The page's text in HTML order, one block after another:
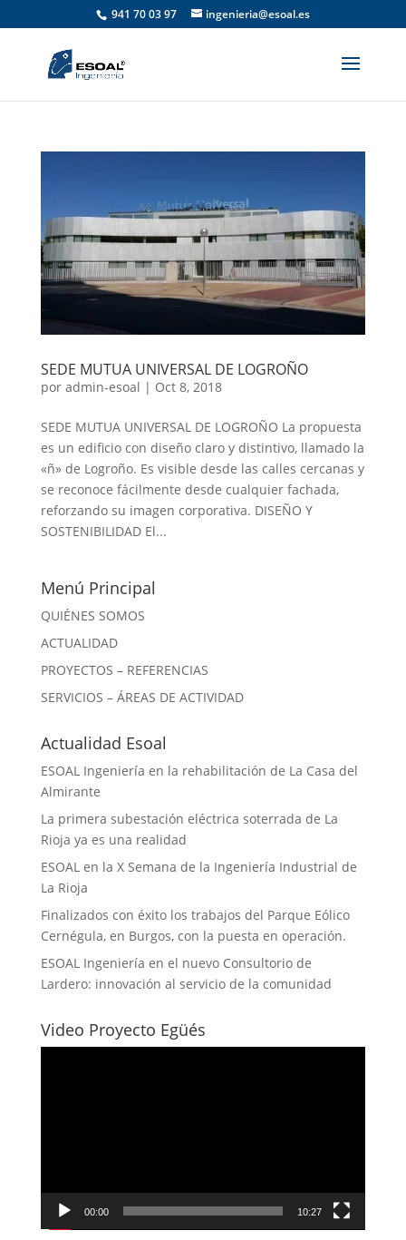
941 70 03 97 ingenieria@esoal.es
SEDE MUTUA UNIVERSAL DE LOGROÑO
por admin-esoal | Oct 8, 2018
SEDE MUTUA UNIVERSAL DE LOGROÑO La propuesta
es un edificio con diseño claro y distintivo, llamado la
«ñ» de Logroño. Es visible desde las calles cercanas y
se reconoce fácilmente desde cualquier fachada,
reforzando su imagen corporativa. DISEÑO Y
SOSTENIBILIDAD El...
Menú Principal
QUIÉNES SOMOS
ACTUALIDAD
PROYECTOS – REFERENCIAS
SERVICIOS – ÁREAS DE ACTIVIDAD
Actualidad Esoal
ESOAL Ingeniería en la rehabilitación de La Casa del
Almirante
La primera subestación eléctrica soterrada de La
Rioja ya es una realidad
ESOAL en la X Semana de la Ingeniería Industrial de
La Rioja
Finalizados con éxito los trabajos del Parque Eólico
Cernégula, en Burgos, con la puesta en operación.
ESOAL Ingeniería en el nuevo Consultorio de
Lardero: innovación al servicio de la comunidad
Video Proyecto Egüés
00:00 10:27